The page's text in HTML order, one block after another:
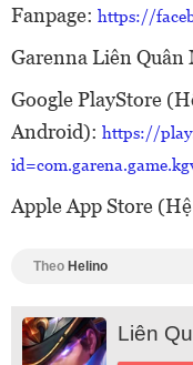
Fanpage: https://
Garenna Liên Quân
Google PlayStore
Android): https://
Apple App Store
Theo Helino
Liên